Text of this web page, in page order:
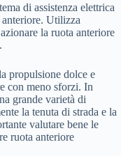
di assistenza elettrica
Utilizza
la ruota anteriore
propulsione dolce e
con meno sforzi. In
grande varietà di
la tenuta di strada e la
valutare bene le
ruota anteriore